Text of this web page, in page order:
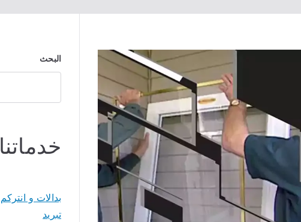
البحث
خدماتنا
بدالات و انتركم
تبريد